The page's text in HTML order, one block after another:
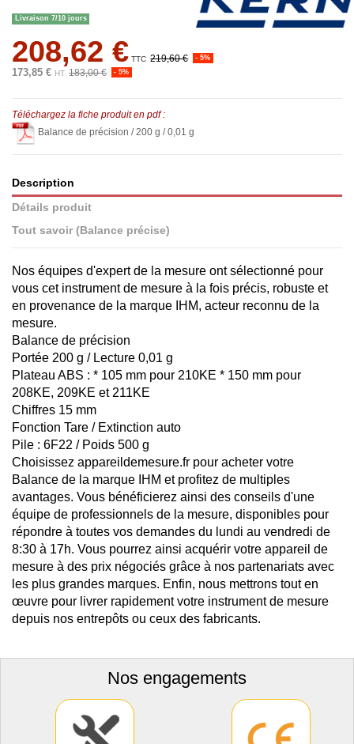
Livraison 7/10 jours
208,62 € TTC 219,60 € - 5%
173,85 € HT 183,00 € - 5%
Téléchargez la fiche produit en pdf :
Balance de précision / 200 g / 0,01 g
Description
Détails produit
Tout savoir (Balance précise)
Nos équipes d'expert de la mesure ont sélectionné pour
vous cet instrument de mesure à la fois précis, robuste et
en provenance de la marque IHM, acteur reconnu de la
mesure.
Balance de précision
Portée 200 g / Lecture 0,01 g
Plateau ABS : * 105 mm pour 210KE * 150 mm pour
208KE, 209KE et 211KE
Chiffres 15 mm
Fonction Tare / Extinction auto
Pile : 6F22 / Poids 500 g
Choisissez appareildemesure.fr pour acheter votre
Balance de la marque IHM et profitez de multiples
avantages. Vous bénéficierez ainsi des conseils d'une
équipe de professionnels de la mesure, disponibles pour
répondre à toutes vos demandes du lundi au vendredi de
8:30 à 17h. Vous pourrez ainsi acquérir votre appareil de
mesure à des prix négociés grâce à nos partenariats avec
les plus grandes marques. Enfin, nous mettrons tout en
œuvre pour livrer rapidement votre instrument de mesure
depuis nos entrepôts ou ceux des fabricants.
Nos engagements